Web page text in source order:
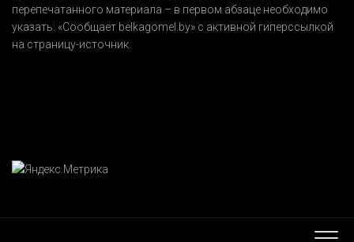
перепечатанного материала – в первом абзаце необходимо
указать: «Сообщает belkagomel.by» с активной гиперссылкой
на страницу-источник.